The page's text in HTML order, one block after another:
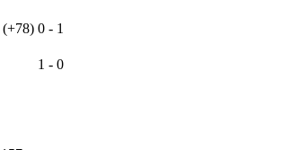
(+78) 0 - 1
1 - 0